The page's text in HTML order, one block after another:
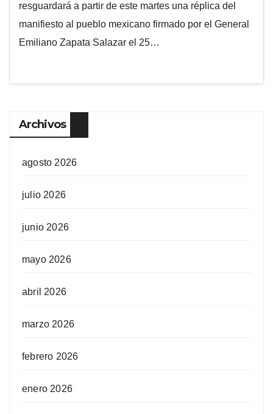
resguardará a partir de este martes una réplica del
manifiesto al pueblo mexicano firmado por el General
Emiliano Zapata Salazar el 25…
Archivos
agosto 2026
julio 2026
junio 2026
mayo 2026
abril 2026
marzo 2026
febrero 2026
enero 2026